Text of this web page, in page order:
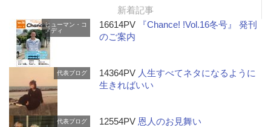
新着記事
ヒューマン・コ
メディ
16614PV
『Chance! !Vol.16冬号』 発刊
のご案内
代表ブログ 14364PV 人生すべてネタになるように
生きればいい
代表ブログ 12554PV 恩人のお見舞い